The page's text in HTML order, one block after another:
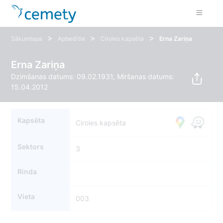
Sākumlapa > Apbedītie > Ciroles kapsēta > Erna Zariņa
Erna Zariņa
Dzimšanas datums: 09.02.1931, Miršanas datums:
15.04.2012
Kapsēta Ciroles kapsēta
Sektors 3
Rinda
Vieta 003